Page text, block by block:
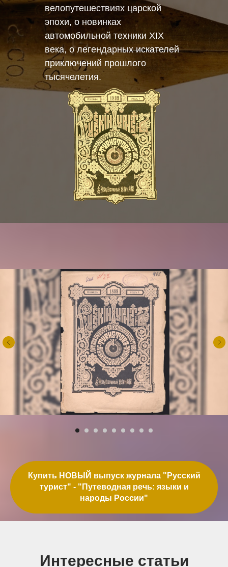
велопутешествиях царской
эпохи, о новинках
автомобильной техники XIX
века, о легендарных искателей
приключений прошлого
тысячелетия.
Купить НОВЫЙ выпуск журнала "Русский
турист" - "Путеводная речь: языки и
народы России"
Интересные статьи